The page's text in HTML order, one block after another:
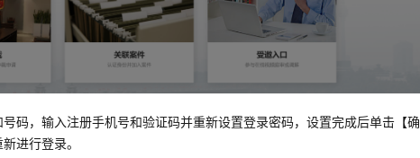
码，输入注册手机号和验证码并重新设置登录密码，设置完成后单击【确
进行登录。